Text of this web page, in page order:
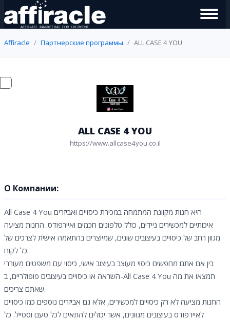
Affiracle Партнерские программы ALL CASE 4 YOU
ALL CASE 4 YOU
https://www.allcase4you.co.il
О Компании:
All Case 4 You היא חנות מקוונת המתמחה במכירת כיסויים ואביזרים
איכותיים למכשירים ניידים, כולל טלפונים חכמים ואיירפודס. החנות מציעה
מגוון רחב של כיסויים בעיצובים שונים, שמיוצרים בהתאמה אישית לצרכים של
כל לקוח.
בין אם אתם מחפשים כיסוי מעוצב בעיצוב אישי, כיסוי עם משפטים מעוררי
השראה או כיסויים בעיצובים פופולריים, ב-All Case 4 You תמצאו את מה
שאתם צריכים.
החנות מציעה לא רק כיסויים למכשירים, אלא גם אביזרים נוספים כמו כיסויים
לאיירפודס בעיצובים מגוונים, אשר יכולים להתאים לכל טעם וסטייל. כל